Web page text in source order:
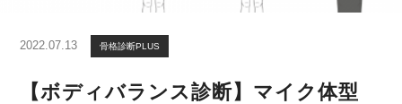
2022.07.13 骨格診断PLUS
【ボディバランス診断】マイク体型